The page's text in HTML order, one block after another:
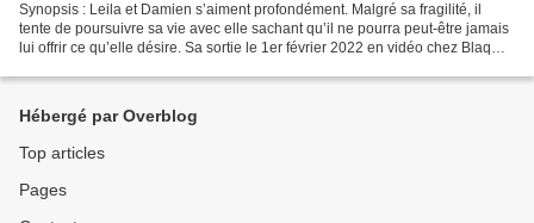
Synopsis : Leila et Damien s’aiment profondément. Malgré sa fragilité, il
tente de poursuivre sa vie avec elle sachant qu’il ne pourra peut-être jamais
lui offrir ce qu’elle désire. Sa sortie le 1er février 2022 en vidéo chez Blaq
Hébergé par Overblog
Top articles
Pages